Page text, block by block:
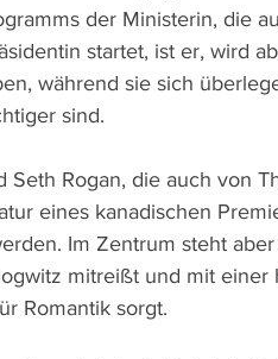
der Ministerin, die
startet, ist er, wird
während sie sich
sind.
Rogan, die auch von
eines kanadischen
Im Zentrum steht
mitreißt und mit einer
Romantik sorgt.